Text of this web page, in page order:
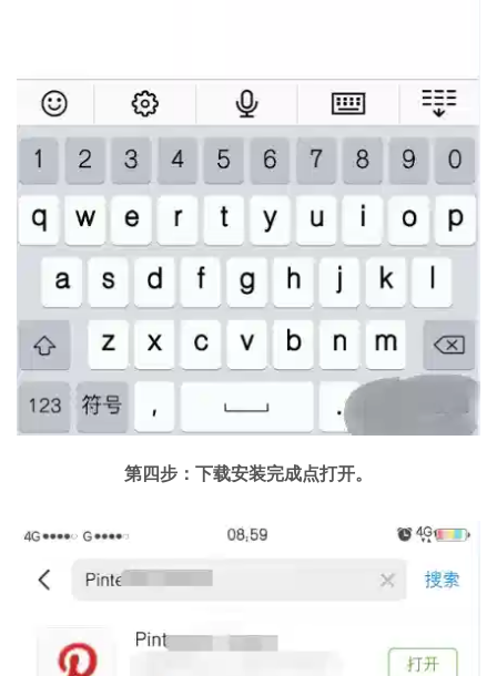
第四步：下载安装完成点打开。